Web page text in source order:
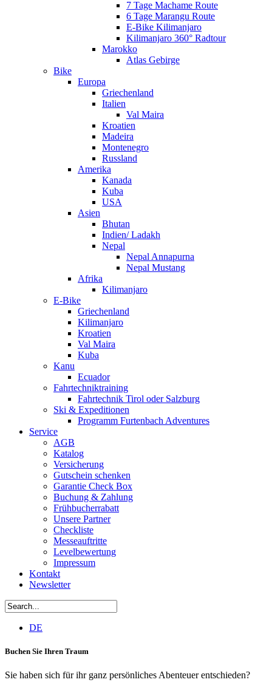
7 Tage Machame Route
6 Tage Marangu Route
E-Bike Kilimanjaro
Kilimanjaro 360° Radtour
Marokko
Atlas Gebirge
Bike
Europa
Griechenland
Italien
Val Maira
Kroatien
Madeira
Montenegro
Russland
Amerika
Kanada
Kuba
USA
Asien
Bhutan
Indien/ Ladakh
Nepal
Nepal Annapurna
Nepal Mustang
Afrika
Kilimanjaro
E-Bike
Griechenland
Kilimanjaro
Kroatien
Val Maira
Kuba
Kanu
Ecuador
Fahrtechniktraining
Fahrtechnik Tirol oder Salzburg
Ski & Expeditionen
Programm Furtenbach Adventures
Service
AGB
Katalog
Versicherung
Gutschein schenken
Garantie Check Box
Buchung & Zahlung
Frühbucherrabatt
Unsere Partner
Checkliste
Messeauftritte
Levelbewertung
Impressum
Kontakt
Newsletter
DE
Buchen Sie Ihren Traum
Sie haben sich für ihr ganz persönliches Abenteuer entschieden?